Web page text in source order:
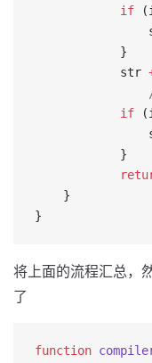
            if
            }
            str
            if
            }
    }
}
将上面的流程汇总，
了
function